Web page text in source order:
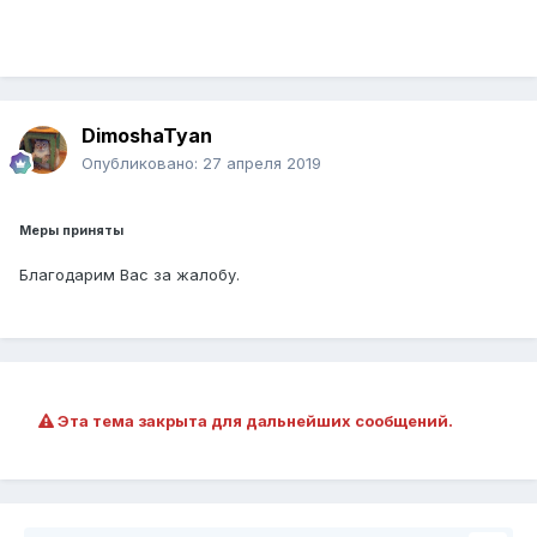
DimoshaTyan
Опубликовано: 27 апреля 2019
Меры приняты
Благодарим Вас за жалобу.
Эта тема закрыта для дальнейших сообщений.